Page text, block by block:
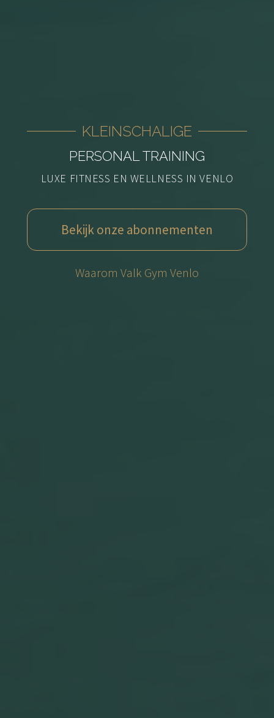
KLEINSCHALIGE
PERSONAL TRAINING
LUXE FITNESS EN WELLNESS IN VENLO
Bekijk onze abonnementen
Waarom Valk Gym Venlo